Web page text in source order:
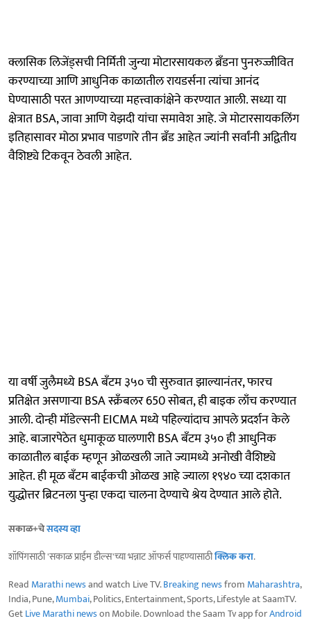
क्लासिक लिजेंड्सची निर्मिती जुन्या मोटारसायकल ब्रँडना पुनरुज्जीवित
करण्याच्या आणि आधुनिक काळातील रायडर्सना त्यांचा आनंद
घेण्यासाठी परत आणण्याच्या महत्त्वाकांक्षेने करण्यात आली. सध्या या
क्षेत्रात BSA, जावा आणि येझदी यांचा समावेश आहे. जे मोटारसायकलिंग
इतिहासावर मोठा प्रभाव पाडणारे तीन ब्रँड आहेत ज्यांनी सर्वांनी अद्वितीय
वैशिष्ट्ये टिकवून ठेवली आहेत.
या वर्षी जुलैमध्ये BSA बँटम ३५० ची सुरुवात झाल्यानंतर, फारच
प्रतिक्षेत असणाऱ्या BSA स्क्रँबलर 650 सोबत, ही बाइक लाँच करण्यात
आली. दोन्ही मॉडेल्सनी EICMA मध्ये पहिल्यांदाच आपले प्रदर्शन केले
आहे. बाजारपेठेत धुमाकूळ घालणारी BSA बँटम ३५० ही आधुनिक
काळातील बाईक म्हणून ओळखली जाते ज्यामध्ये अनोखी वैशिष्ट्ये
आहेत. ही मूळ बँटम बाईकची ओळख आहे ज्याला १९४० च्या दशकात
युद्धोत्तर ब्रिटनला पुन्हा एकदा चालना देण्याचे श्रेय देण्यात आले होते.
सकाळ+चेसदस्य व्हा
शॉपिंगसाठी 'सकाळ प्राईम डील्स'च्या भन्नाट ऑफर्स पाहण्यासाठीक्लिक करा.
Read Marathi newsand watch Live TV.Breaking newsfrom Maharashtra,
India, Pune,Mumbai, Politics, Entertainment, Sports, Lifestyle at SaamTV.
GetLive Marathi newson Mobile. Download the Saam Tv app forAndroid